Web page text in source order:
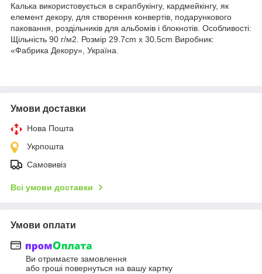
Калька використовується в скрапбукінгу, кардмейкінгу, як
елемент декору, для створення конвертів, подарункового
паковання, роздільників для альбомів і блокнотів. Особливості:
Щільність 90 г/м2. Розмір 29.7cm x 30.5cm Виробник:
«Фабрика Декору», Україна.
Умови доставки
Нова Пошта
Укрпошта
Самовивіз
Всі умови доставки
Умови оплати
Ви отримаєте замовлення
або гроші повернуться на вашу картку